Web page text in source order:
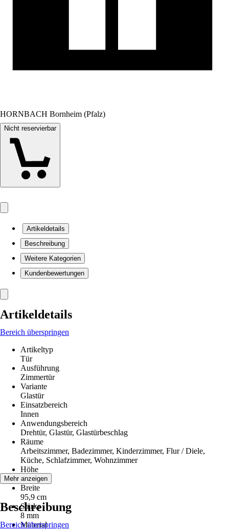
HORNBACH Bornheim (Pfalz)
Nicht reservierbar
Artikeldetails
Beschreibung
Weitere Kategorien
Kundenbewertungen
Artikeldetails
Bereich überspringen
Artikeltyp
Tür
Ausführung
Zimmertür
Variante
Glastür
Einsatzbereich
Innen
Anwendungsbereich
Drehtür, Glastür, Glastürbeschlag
Räume
Arbeitszimmer, Badezimmer, Kinderzimmer, Flur / Diele,
Küche, Schlafzimmer, Wohnzimmer
Höhe
197,2 cm
Breite
95,9 cm
Stärke
8 mm
Material
Mehr anzeigen
Beschreibung
Bereich überspringen